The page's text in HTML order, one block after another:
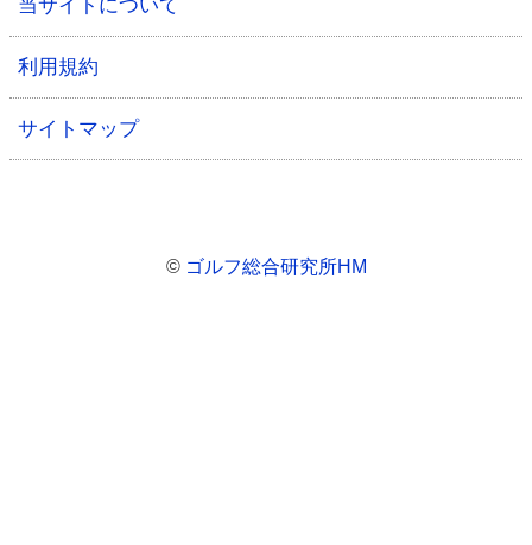
当サイトについて
利用規約
サイトマップ
© ゴルフ総合研究所HM